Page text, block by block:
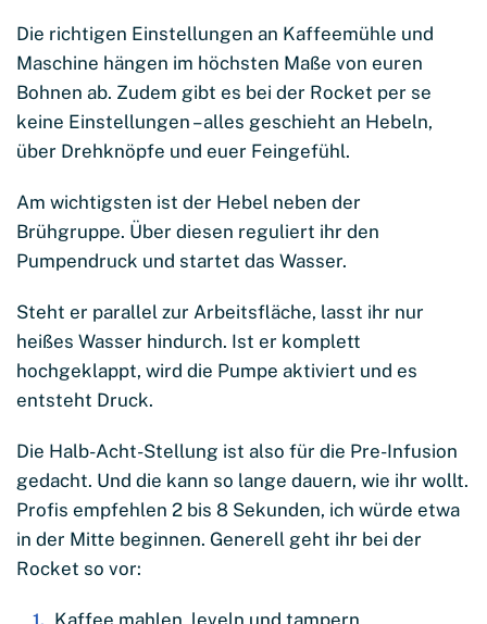
Die richtigen Einstellungen an Kaffeemühle und
Maschine hängen im höchsten Maße von euren
Bohnen ab. Zudem gibt es bei der Rocket per se
keine Einstellungen – alles geschieht an Hebeln,
über Drehknöpfe und euer Feingefühl.
Am wichtigsten ist der Hebel neben der
Brühgruppe. Über diesen reguliert ihr den
Pumpendruck und startet das Wasser.
Steht er parallel zur Arbeitsfläche, lasst ihr nur
heißes Wasser hindurch. Ist er komplett
hochgeklappt, wird die Pumpe aktiviert und es
entsteht Druck.
Die Halb-Acht-Stellung ist also für die Pre-Infusion
gedacht. Und die kann so lange dauern, wie ihr wollt.
Profis empfehlen 2 bis 8 Sekunden, ich würde etwa
in der Mitte beginnen. Generell geht ihr bei der
Rocket so vor:
Kaffee mahlen, leveln und tampern.